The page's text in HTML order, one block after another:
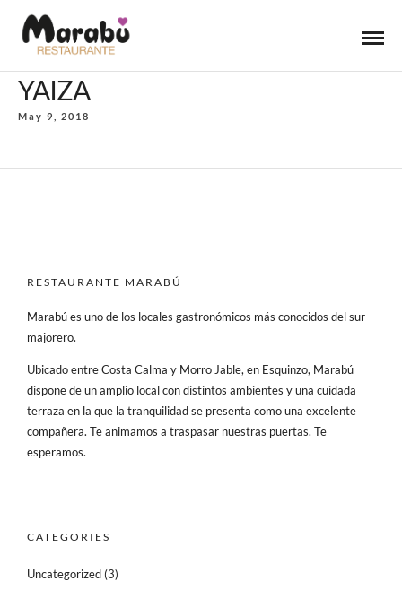
YAIZA
May 9, 2018
RESTAURANTE MARABÚ
Marabú es uno de los locales gastronómicos más conocidos del sur
majorero.
Ubicado entre Costa Calma y Morro Jable, en Esquinzo, Marabú
dispone de un amplio local con distintos ambientes y una cuidada
terraza en la que la tranquilidad se presenta como una excelente
compañera. Te animamos a traspasar nuestras puertas. Te
esperamos.
CATEGORIES
Uncategorized (3)